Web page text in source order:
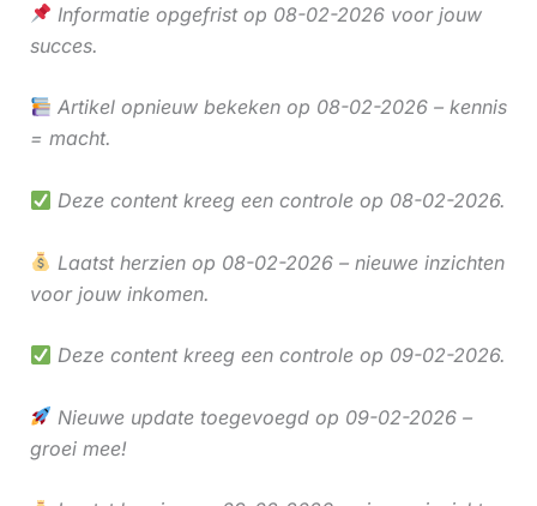
Informatie opgefrist op 08-02-2026 voor jouw
succes.
Artikel opnieuw bekeken op 08-02-2026 – kennis
= macht.
Deze content kreeg een controle op 08-02-2026.
Laatst herzien op 08-02-2026 – nieuwe inzichten
voor jouw inkomen.
Deze content kreeg een controle op 09-02-2026.
Nieuwe update toegevoegd op 09-02-2026 –
groei mee!